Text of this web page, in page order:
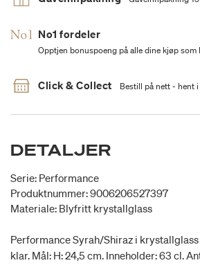
No1 fordeler
Opptjen bonuspoeng på alle dine kjøp som
Click & Collect Bestill på nett - hent
DETALJER
Serie: Performance
Produktnummer: 9006206527397
Materiale: Blyfritt krystallglass
Performance Syrah/Shiraz i
klar. Mål: H: 24,5 cm. Inneholder: 63 cl.